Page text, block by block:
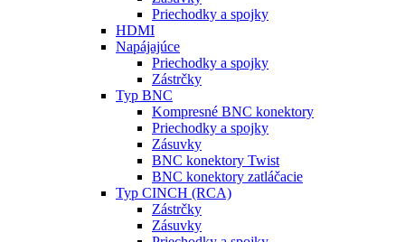
Priechodky a spojky
HDMI
Napájajúce
Priechodky a spojky
Zástrčky
Typ BNC
Kompresné BNC konektory
Priechodky a spojky
Zásuvky
BNC konektory Twist
BNC konektory zatláčacie
Typ CINCH (RCA)
Zástrčky
Zásuvky